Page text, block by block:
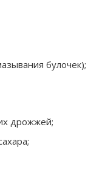
булочек);
дрожжей;